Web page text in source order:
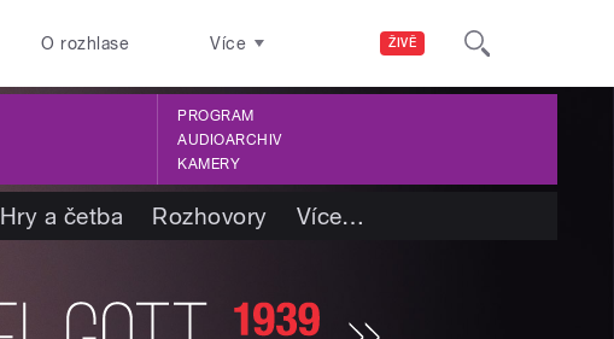
ŽIVĚ
O rozhlase Více
PROGRAM
AUDIOARCHIV
KAMERY
Hry a četba Rozhovory Více…